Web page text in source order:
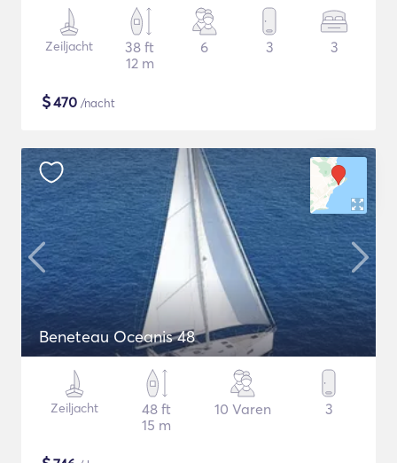
Zeiljacht
38 ft
12 m
6 3 3
$470 /nacht
Beneteau Oceanis 48
Zeiljacht
48 ft
15 m
10 Varen 3